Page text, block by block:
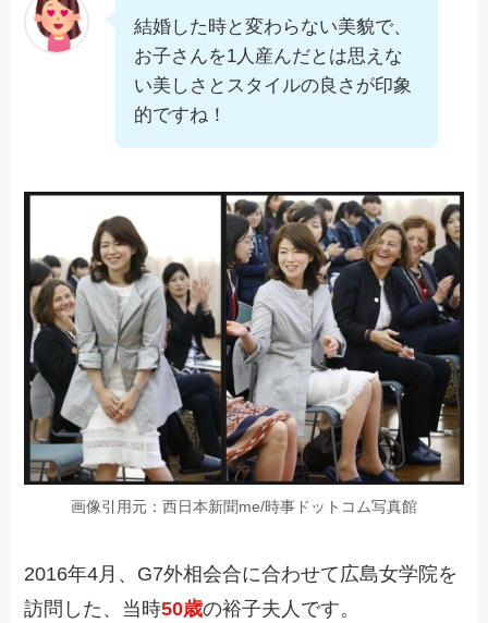
結婚した時と変わらない美貌で、
お子さんを1人産んだとは思えな
い美しさとスタイルの良さが印象
的ですね！
画像引用元：西日本新聞me/時事ドットコム写真館
2016年4月、G7外相会合に合わせて広島女学院を
訪問した、当時50歳の裕子夫人です。